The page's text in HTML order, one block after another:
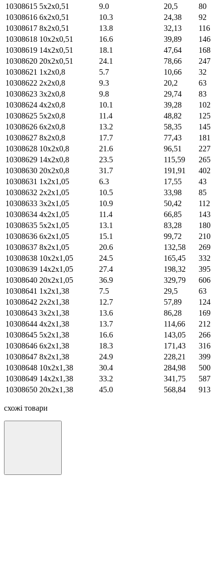
10308615 5х2х0,51 9.0 20,5
80
10308616 6х2х0,51 10.3 24,38
92
10308617 8х2х0,51 13.8 32,13
116
10308618 10х2х0,51 16.6 39,89
146
10308619 14х2х0,51 18.1 47,64
168
10308620 20х2х0,51 24.1 78,66
247
10308621 1х2х0,8 5.7 10,66
32
10308622 2х2х0,8 9.3 20,2
63
10308623 3х2х0,8 9.8 29,74
83
10308624 4х2х0,8 10.1 39,28
102
10308625 5х2х0,8 11.4 48,82
125
10308626 6х2х0,8 13.2 58,35
145
10308627 8х2х0,8 17.7 77,43
181
10308628 10х2х0,8 21.6 96,51
227
10308629 14х2х0,8 23.5 115,59
265
10308630 20х2х0,8 31.7 191,91
402
10308631 1х2х1,05 6.3 17,55
43
10308632 2х2х1,05 10.5 33,98
85
10308633 3х2х1,05 10.9 50,42
112
10308634 4х2х1,05 11.4 66,85
143
10308635 5х2х1,05 13.1 83,28
180
10308636 6х2х1,05 15.1 99,72
210
10308637 8х2х1,05 20.6 132,58
269
10308638 10х2х1,05 24.5 165,45
332
10308639 14х2х1,05 27.4 198,32
395
10308640 20х2х1,05 36.9 329,79
606
10308641 1х2х1,38 7.5 29,5
63
10308642 2х2х1,38 12.7 57,89
124
10308643 3х2х1,38 13.6 86,28
169
10308644 4х2х1,38 13.7 114,66
212
10308645 5х2х1,38 16.6 143,05
266
10308646 6х2х1,38 18.3 171,43
316
10308647 8х2х1,38 24.9 228,21
399
10308648 10х2х1,38 30.4 284,98
500
10308649 14х2х1,38 33.2 341,75
587
10308650 20х2х1,38 45.0 568,84 913
схожі товари